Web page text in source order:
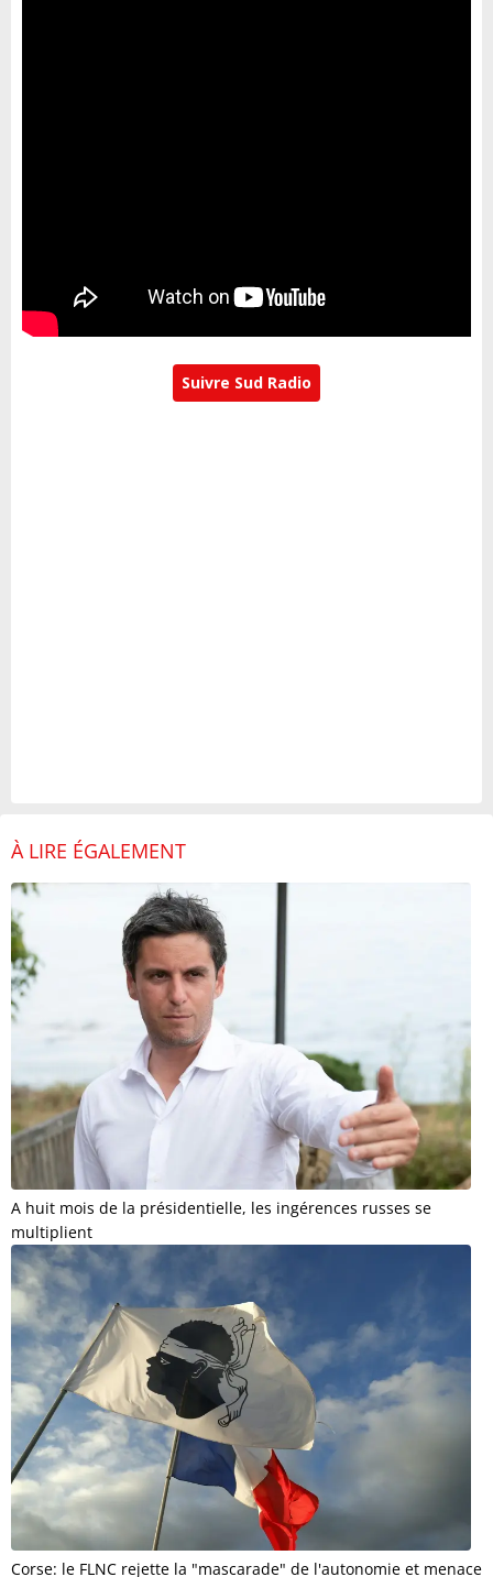
Suivre Sud Radio
À LIRE ÉGALEMENT
A huit mois de la présidentielle, les ingérences russes se
multiplient
Corse: le FLNC rejette la "mascarade" de l'autonomie et menace